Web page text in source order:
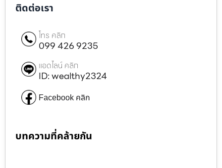
ติดต่อเรา
โทร คลิก
099 426 9235
แอดไลน์ คลิก
ID: wealthy2324
Facebook คลิก
บทความที่คล้ายกัน